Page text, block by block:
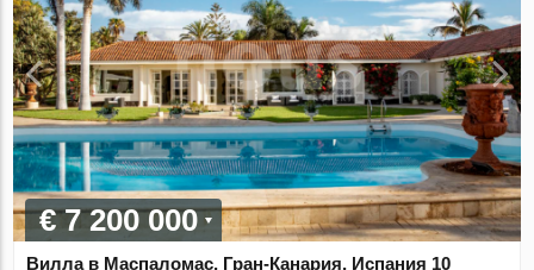
€ 7 200 000
Вилла в Маспаломас, Гран-Канария, Испания 10